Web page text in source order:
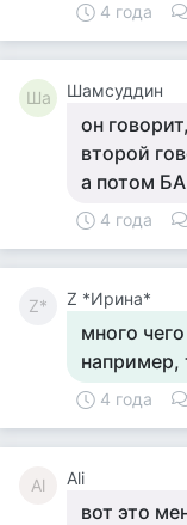
4 года
Ша Шамсуддин
он
второй
а потом
4 года
Z* Z *Ирина*
много
например,
4 года
Al Ali
вот это